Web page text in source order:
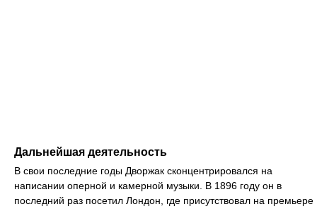
Дальнейшая деятельность
В свои последние годы Дворжак сконцентрировался на
написании оперной и камерной музыки. В 1896 году он в
последний раз посетил Лондон, где присутствовал на премьере